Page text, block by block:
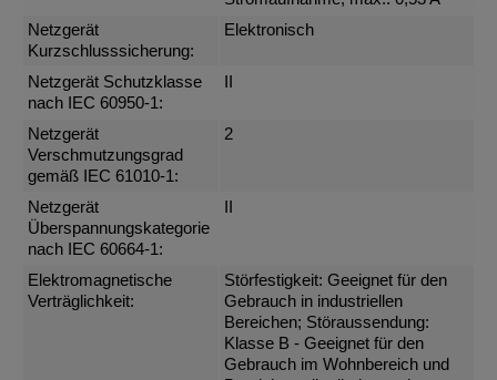
Netzgerät
Kurzschlusssicherung:
Elektronisch
Netzgerät Schutzklasse
nach IEC 60950-1:
Netzgerät
Verschmutzungsgrad
gemäß IEC 61010-1:
2
Netzgerät
Überspannungskategorie
nach IEC 60664-1:
Elektromagnetische
Verträglichkeit:
Störfestigkeit: Geeignet für den
Gebrauch in industriellen
Bereichen; Störaussendung:
Klasse B - Geeignet für den
Gebrauch im Wohnbereich und